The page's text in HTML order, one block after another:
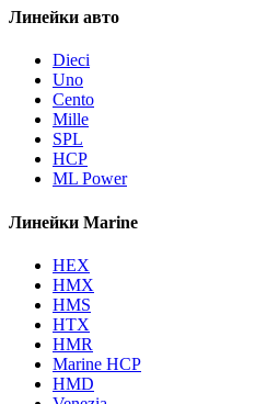
Линейки авто
Dieci
Uno
Cento
Mille
SPL
HCP
ML Power
Линейки Marine
HEX
HMX
HMS
HTX
HMR
Marine HCP
HMD